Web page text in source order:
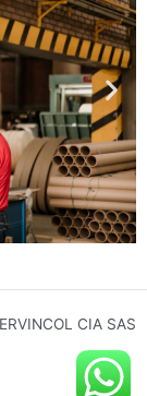
CIA SAS